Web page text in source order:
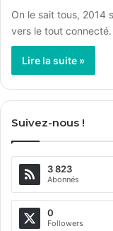
On le sait tous, 2014
vers le tout
Lire la suite »
Suivez-nous !
3 823
Abonnés
0
Followers